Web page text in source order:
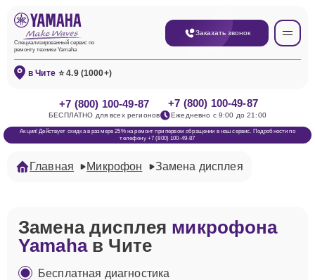
Специализированный сервис по
ремонту техники Yamaha
Заказать звонок
в Чите ⭐ 4.9 (1000+)
+7 (800) 100-49-87
БЕСПЛАТНО для всех регионов
+7 (800) 100-49-87
Ежедневно с 9:00 до 21:00
Акция! Действует скидка в размере 25% на ремонт при первом обращении в наш сервис. Подробности по
телефону +7 (800) 100-49-87
Главная Микрофон Замена дисплея
Замена дисплея микрофона
Yamahaв Чите
Бесплатная диагностика